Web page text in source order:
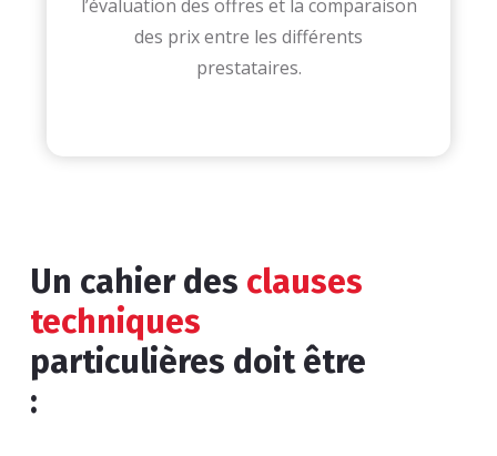
l’évaluation des offres et la comparaison
des prix entre les différents
prestataires.
Un cahier des clauses
techniques
particulières doit être
: